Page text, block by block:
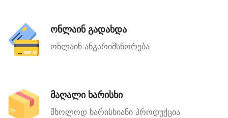
ონლაინ გადახდა
ონლაინ ანგარიშსწორება
მაღალი ხარისხი
მხოლოდ ხარისხიანი პროდუქცია